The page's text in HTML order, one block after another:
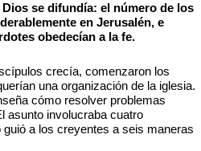
se difundía: el número de los
en Jerusalén, e
obedecían a la fe.
crecía, comenzaron los
una organización de la iglesia.
cómo resolver problemas
asunto involucraba cuatro
a los creyentes a seis maneras